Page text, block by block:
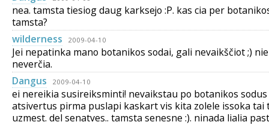
nea. tamsta tiesiog daug karksejo :P. kas cia per
tamsta?
wilderness
2009-04-10
Jei nepatinka mano botanikos sodai, gali nevaikščiot ;)
neverčia.
Dangus
2009-04-10
ei nereikia susireiksminti! nevaikstau po botanikos
atsivertus pirma puslapi kaskart vis kita zolele issoka tai
uzmest. del senatves.. tamsta senesne :). ninada lialia